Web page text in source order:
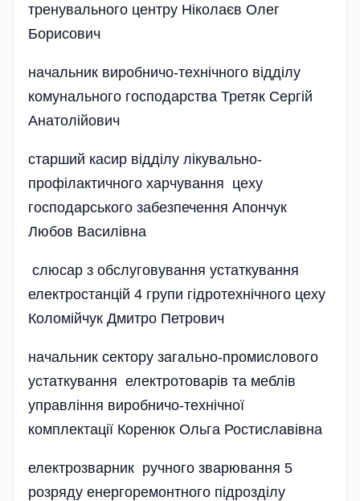
тренувального центру Ніколаєв Олег
Борисович
начальник виробничо-технічного відділу
комунального господарства Третяк Сергій
Анатолійович
старший касир відділу лікувально-
профілактичного харчування цеху
господарського забезпечення Апончук
Любов Василівна
слюсар з обслуговування устаткування
електростанцій 4 групи гідротехнічного цеху
Коломі­й­чук Дмитро Петрович
начальник сектору загально-промислового
устаткування електротоварів та меблів
управлі­ння виробничо-технічної
комплектації Коренюк Ольга Ростиславівна
електрозварник ручного зварювання 5
розряду енергоремонтного підрозділу